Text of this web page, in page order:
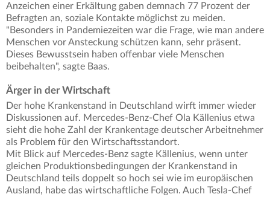
Anzeichen einer Erkältung gaben demnach 77 Prozent der
Befragten an, soziale Kontakte möglichst zu meiden.
"Besonders in Pandemiezeiten war die Frage, wie man andere
Menschen vor Ansteckung schützen kann, sehr präsent.
Dieses Bewusstsein haben offenbar viele Menschen
beibehalten", sagte Baas.
Ärger in der Wirtschaft
Der hohe Krankenstand in Deutschland wirft immer wieder
Diskussionen auf. Mercedes-Benz-Chef Ola Källenius etwa
sieht die hohe Zahl der Krankentage deutscher Arbeitnehmer
als Problem für den Wirtschaftsstandort.
Mit Blick auf Mercedes-Benz sagte Källenius, wenn unter
gleichen Produktionsbedingungen der Krankenstand in
Deutschland teils doppelt so hoch sei wie im europäischen
Ausland, habe das wirtschaftliche Folgen. Auch Tesla-Chef